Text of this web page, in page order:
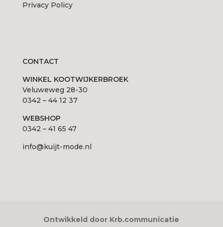
Privacy Policy
CONTACT
WINKEL KOOTWIJKERBROEK
Veluweweg 28-30
0342 – 44 12 37
WEBSHOP
0342 – 41 65 47
info@kuijt-mode.nl
Ontwikkeld door Krb.communicatie